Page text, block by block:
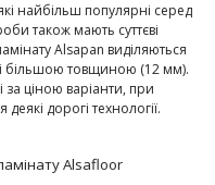
найбільш популярні серед
також мають суттєві
Alsapan виділяються
більшою товщиною (12 мм).
ціною варіанти, при
дорогі технології.
Alsafloor